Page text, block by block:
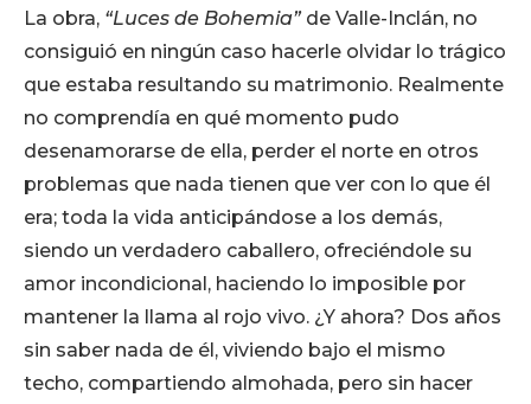
La obra, “Luces de Bohemia” de Valle-Inclán, no
consiguió en ningún caso hacerle olvidar lo trágico
que estaba resultando su matrimonio. Realmente
no comprendía en qué momento pudo
desenamorarse de ella, perder el norte en otros
problemas que nada tienen que ver con lo que él
era; toda la vida anticipándose a los demás,
siendo un verdadero caballero, ofreciéndole su
amor incondicional, haciendo lo imposible por
mantener la llama al rojo vivo. ¿Y ahora? Dos años
sin saber nada de él, viviendo bajo el mismo
techo, compartiendo almohada, pero sin hacer